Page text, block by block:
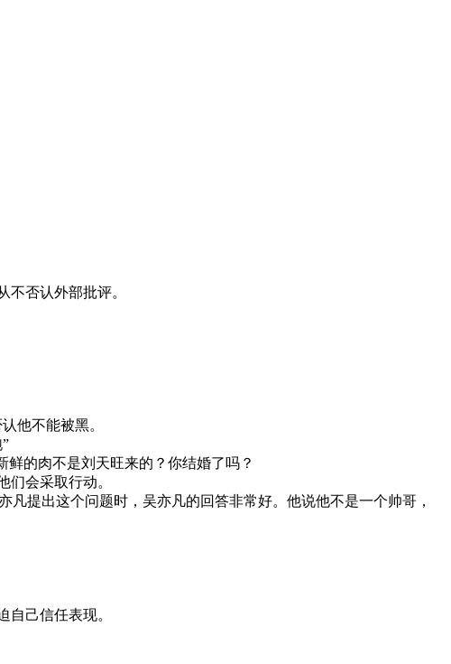
否认外部批评。
他不能被黑。
的肉不是刘天旺来的？你结婚了吗？
会采取行动。
凡提出这个问题时，吴亦凡的回答非常好。他说他不是一个帅哥，
己信任表现。